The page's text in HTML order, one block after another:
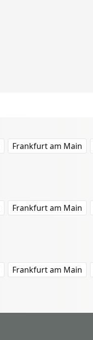
Frankfurt am Main
Frankfurt am Main
Frankfurt am Main